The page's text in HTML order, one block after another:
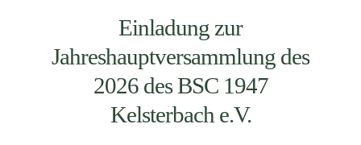
Einladung zur
Jahreshauptversammlung des
2026 des BSC 1947
Kelsterbach e.V.